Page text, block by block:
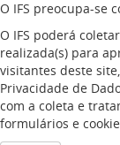
O IFS preocupa-se
O IFS poderá
realizada(s) para
visitantes deste
Privacidade de
com a coleta e
formulários e